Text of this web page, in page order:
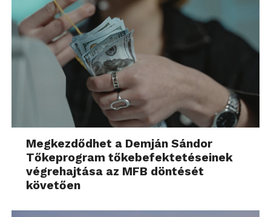
Megkezdődhet a Demján Sándor
Tőkeprogram tőkebefektetéseinek
végrehajtása az MFB döntését
követően